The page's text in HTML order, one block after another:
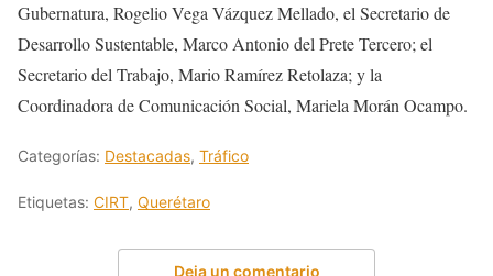
Gubernatura, Rogelio Vega Vázquez Mellado, el Secretario de
Desarrollo Sustentable, Marco Antonio del Prete Tercero; el
Secretario del Trabajo, Mario Ramírez Retolaza; y la
Coordinadora de Comunicación Social, Mariela Morán Ocampo.
Categorías: Destacadas, Tráfico
Etiquetas: CIRT, Querétaro
Deja un comentario